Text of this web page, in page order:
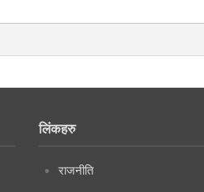
लिंकहरु
राजनीति